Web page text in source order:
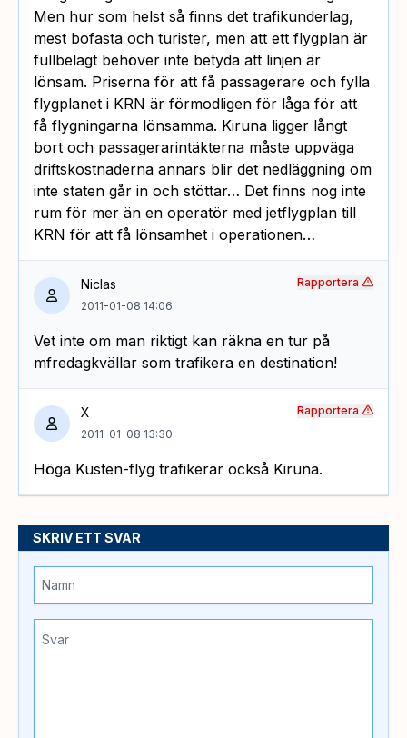
Men hur som helst så finns det trafikunderlag,
mest bofasta och turister, men att ett flygplan är
fullbelagt behöver inte betyda att linjen är
lönsam. Priserna för att få passagerare och fylla
flygplanet i KRN är förmodligen för låga för att
få flygningarna lönsamma. Kiruna ligger långt
bort och passagerarintäkterna måste uppväga
driftskostnaderna annars blir det nedläggning om
inte staten går in och stöttar… Det finns nog inte
rum för mer än en operatör med jetflygplan till
KRN för att få lönsamhet i operationen…
Niclas
2011-01-08 14:06
Vet inte om man riktigt kan räkna en tur på
mfredagkvällar som trafikera en destination!
Rapportera
X
2011-01-08 13:30
Höga Kusten-flyg trafikerar också Kiruna.
Rapportera
SKRIV ETT SVAR